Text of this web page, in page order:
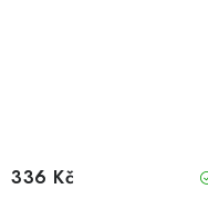
336 Kč